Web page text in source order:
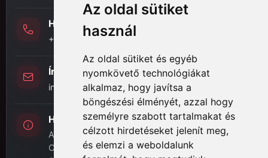
Az oldal sütiket
használ
Az oldal sütiket és egyéb
nyomkövető technológiákat
alkalmaz, hogy javítsa a
böngészési élményét, azzal hogy
személyre szabott tartalmakat és
célzott hirdetéseket jelenít meg,
és elemzi a weboldalunk
Hívj minket
+36 (20) 989-7969
Írj nekünk
info@hifi-station.hu
Hifi Station Kft.
Adószám: 13828222-2-42
Cégjegyzékszám: 01-09-875386